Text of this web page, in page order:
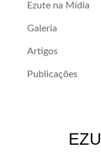
Ezute na Mídia
Galeria
Artigos
Publicações